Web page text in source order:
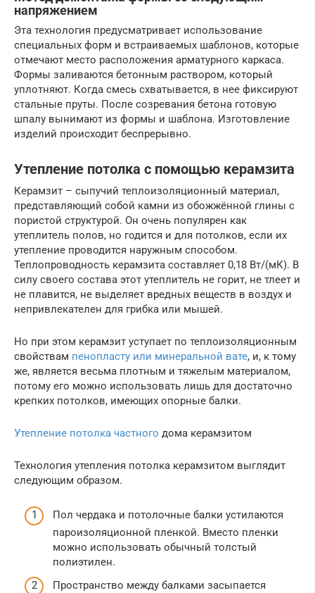
напряжением
Эта технология предусматривает использование
специальных форм и встраиваемых шаблонов, которые
отмечают место расположения арматурного каркаса.
Формы заливаются бетонным раствором, который
уплотняют. Когда смесь схватывается, в нее фиксируют
стальные пруты. После созревания бетона готовую
шпалу вынимают из формы и шаблона. Изготовление
изделий происходит беспрерывно.
Утепление потолка с помощью керамзита
Керамзит – сыпучий теплоизоляционный материал,
представляющий собой камни из обожжённой глины с
пористой структурой. Он очень популярен как
утеплитель полов, но годится и для потолков, если их
утепление проводится наружным способом.
Теплопроводность керамзита составляет 0,18 Вт/(мК). В
силу своего состава этот утеплитель не горит, не тлеет и
не плавится, не выделяет вредных веществ в воздух и
непривлекателен для грибка или мышей.
Но при этом керамзит уступает по теплоизоляционным
свойствам пенопласту или минеральной вате, и, к тому
же, является весьма плотным и тяжелым материалом,
потому его можно использовать лишь для достаточно
крепких потолков, имеющих опорные балки.
Утепление потолка частного дома керамзитом
Технология утепления потолка керамзитом выглядит
следующим образом.
Пол чердака и потолочные балки устилаются
пароизоляционной пленкой. Вместо пленки
можно использовать обычный толстый
полиэтилен.
Пространство между балками засыпается